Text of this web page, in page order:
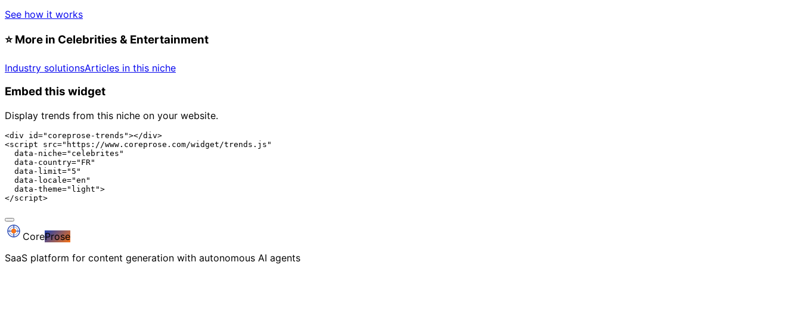
See how it works
⭐More in Celebrities & Entertainment
Industry solutionsArticles in this niche
Embed this widget
Display trends from this niche on your website.
<div id="coreprose-trends"></div>
<script src="https://www.coreprose.com/widget/trends.js"
  data-niche="celebrites"
  data-country="FR"
  data-limit="5"
  data-locale="en"
  data-theme="light">
</script>
CoreProse
SaaS platform for content generation with autonomous AI agents